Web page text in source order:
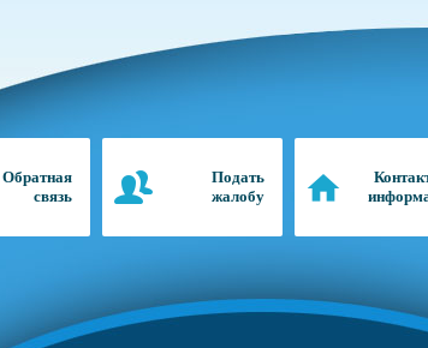
Обратная
связь
Подать
жалобу